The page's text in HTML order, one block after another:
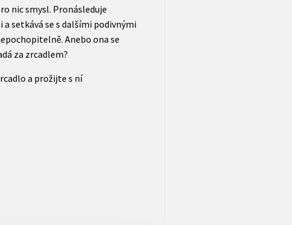
nic smysl. Pronásleduje
setkává se s dalšími podivnými
Anebo ona se
za zrcadlem?
a prožijte s ní